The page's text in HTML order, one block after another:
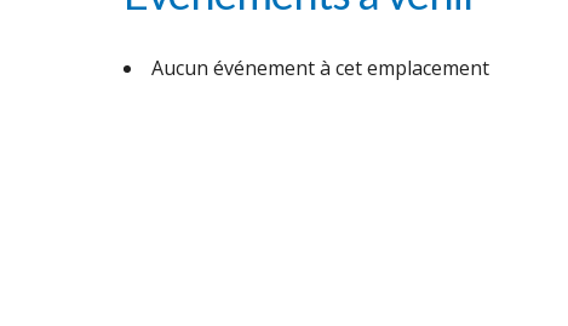
Aucun événement à cet emplacement